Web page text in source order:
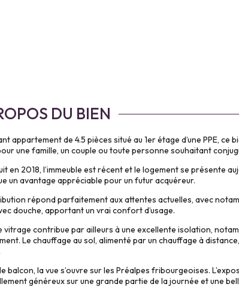
DU BIEN
appartement de 4.5 pièces situé au 1er étage d’une PPE,
une famille, un couple ou toute personne souhaitant
en 2018, l’immeuble est récent et le logement se présente
un avantage appréciable pour un futur acquéreur.
répond parfaitement aux attentes actuelles, avec
douche, apportant un vrai confort d’usage.
vitrage contribue par ailleurs à une excellente isolation,
Le chauffage au sol, alimenté par un chauffage à
balcon, la vue s’ouvre sur les Préalpes fribourgeoises.
généreux sur une grande partie de la journée et une